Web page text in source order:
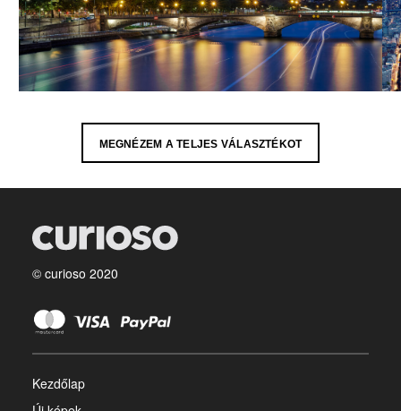
MEGNÉZEM A TELJES VÁLASZTÉKOT
© curioso 2020
Kezdőlap